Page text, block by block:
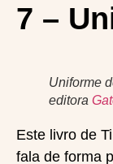
7 –
Uniforme
editora
Este livro de
fala de forma